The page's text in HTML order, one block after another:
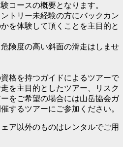
コースの概要となります。
トリー未経験の方にバックカン
を体験して頂くことを主目的と
険度の高い斜面の滑走はしませ
格を持つガイドによるツアーで
を主目的としたツアー、リスク
をご希望の場合には山岳協会ガ
するツアーにご参加ください。
ア以外のものはレンタルでご用